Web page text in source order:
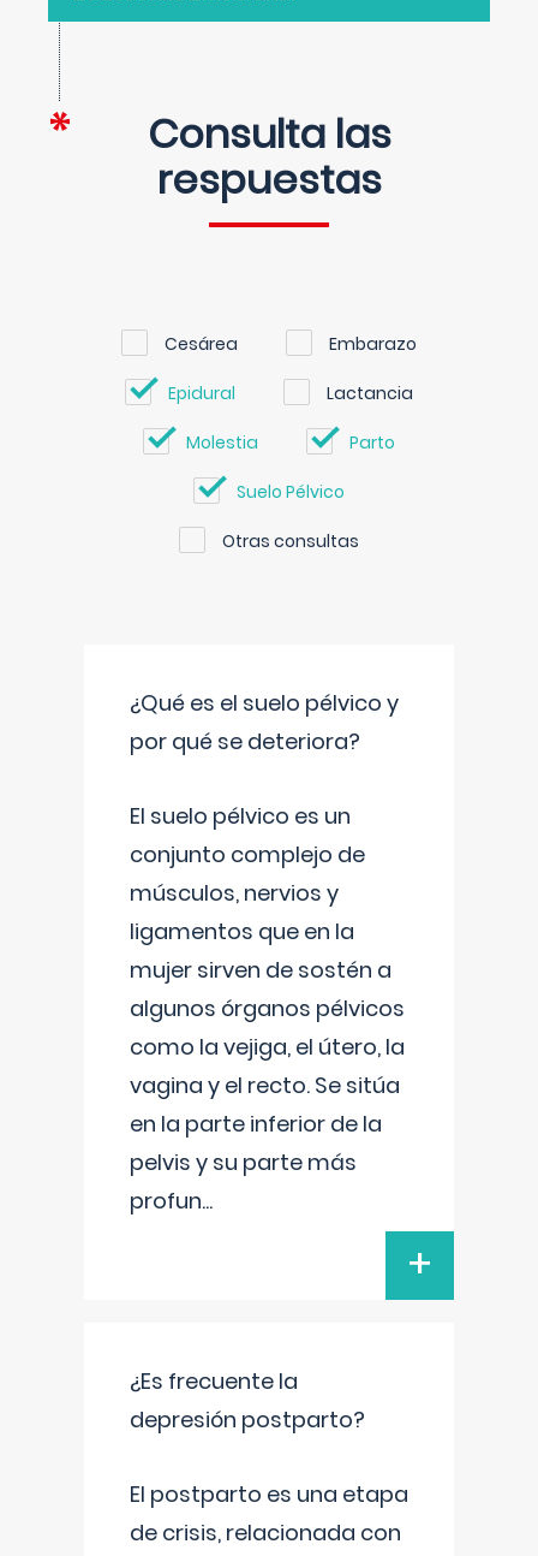
Consulta las
respuestas
Cesárea Embarazo
Epidural Lactancia
Molestia Parto
Suelo Pélvico
Otras consultas
¿Qué es el suelo pélvico y
por qué se deteriora?
El suelo pélvico es un
conjunto complejo de
músculos, nervios y
ligamentos que en la
mujer sirven de sostén a
algunos órganos pélvicos
como la vejiga, el útero, la
vagina y el recto. Se sitúa
en la parte inferior de la
pelvis y su parte más
profun...
+
¿Es frecuente la
depresión postparto?
El postparto es una etapa
de crisis, relacionada con